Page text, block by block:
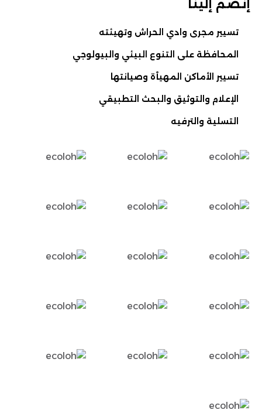
إنضم إلينا
تسيير مجرى وادي الحراش وتهيئته
المحافظة على التنوع البيئي والبيولوجي
تسيير الأماكن المهيأة وصيانتها
الإعلام والتوثيق والبحث التطبيقي
التسلية والترفيه